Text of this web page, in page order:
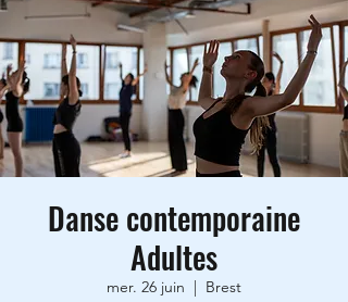
Danse contemporaine
Adultes
mer. 26 juin
  |
Brest